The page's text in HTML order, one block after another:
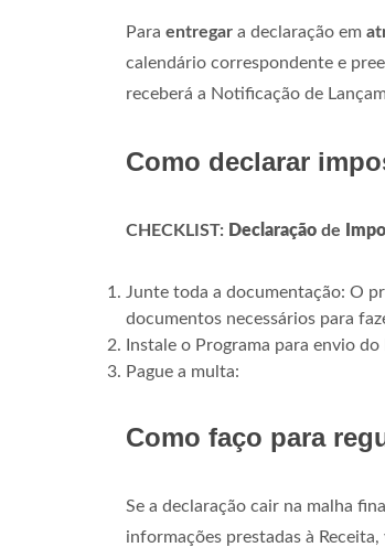
Para entregar a declaração em
calendário correspondente e
receberá a Notificação de
Como declarar
CHECKLIST: Declaração de
Junte toda a documentação: O
documentos necessários para
Instale o Programa para envio do
Pague a multa:
Como faço para
Se a declaração cair na malha
informações prestadas à